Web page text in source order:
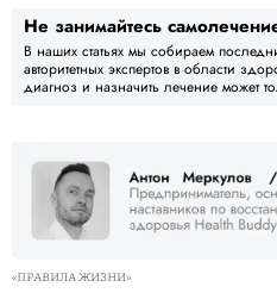
Не занимайтесь
В наших статьях мы собираем
авторитетных экспертов в области
диагноз и назначить лечение может
«ПРАВИЛА ЖИЗНИ»